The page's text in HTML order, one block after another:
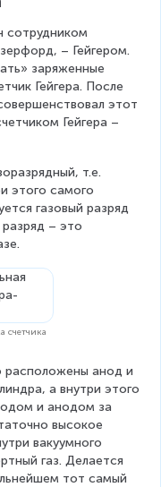
сотрудником
– Гейгером.
заряженные
Гейгера. После
этот
Гейгера –
т.е.
этого самого
газовый разряд
– это
счетчика
расположены анод и
а внутри этого
и анодом за
высокое
вакуумного
газ. Делается
тот самый